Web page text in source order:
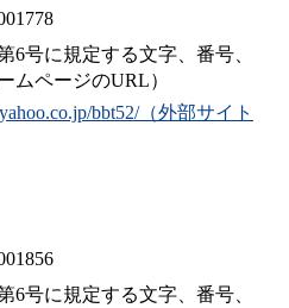
6号に規定する文字、番号、
ムページのURL）
bbt52/（外部サイト
6号に規定する文字、番号、